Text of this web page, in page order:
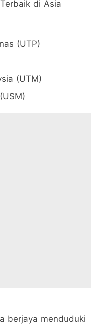
di Asia
(UTP)
(UTM)
berjaya menduduki